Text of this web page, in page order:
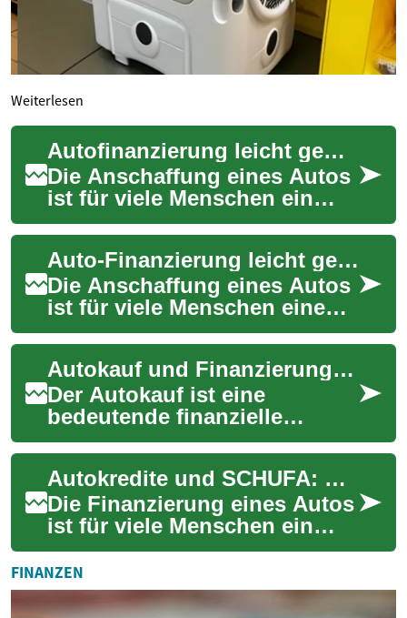
Weiterlesen
Autofinanzierung leicht gemacht: Tipps für günstige Kredite trotz SCHUFA-Eintrag
Die Anschaffung eines Autos
ist für viele Menschen ein
großer Schritt. Doch nicht
jeder verfügt über
ausreichend Ersp...
Auto-Finanzierung leicht gemacht: Ein Wegweiser für Ihren Autokauf
Die Anschaffung eines Autos
ist für viele Menschen eine
große Investition. Ob
Neuwagen oder
Gebrauchtwagen - die rich...Autokauf und Finanzierung: Ihr Wegweiser zu günstigen Fahrzeugangeboten
Der Autokauf ist eine
bedeutende finanzielle
Entscheidung, die sorgfältige
Planung und Recherche
erfordert. Mit den r...
Autokredite und SCHUFA: Wie Sie trotz negativer Einträge ein Auto finanzieren können
Die Finanzierung eines Autos
ist für viele Menschen ein
wichtiger Schritt zur
Mobilität. Doch was tun,
wenn die SCHUF...
FINANZEN